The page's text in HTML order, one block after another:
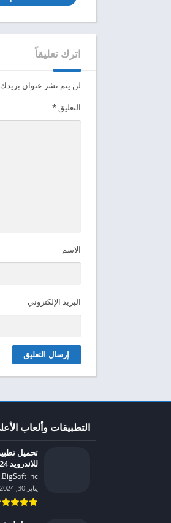
اترك تعليقاً
لن يتم نشر عنوان بريدك
التعليق*
الاسم
البريد الإلكتروني
التطبيقات وألعاب
للاندرويد 2024
BigSoft inc.‏
يناير 30, 2024